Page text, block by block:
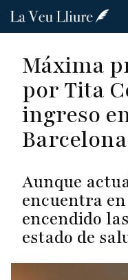
Pasar
principal
Máxima
por Tita
ingreso
Barcelona
Aunque
encuentra
encendido
estado de